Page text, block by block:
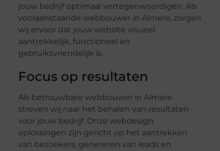
jouw bedrijf optimaal vertegenwoordigen. Als
vooraanstaande webbouwer in Almere, zorgen
wij ervoor dat jouw website visueel
aantrekkelijk, functioneel en
gebruiksvriendelijk is.
Focus op resultaten
Als betrouwbare webbouwer in Almere
streven wij naar het behalen van resultaten
voor jouw bedrijf. Onze webdesign
oplossingen zijn gericht op het aantrekken
van bezoekers, genereren van leads en